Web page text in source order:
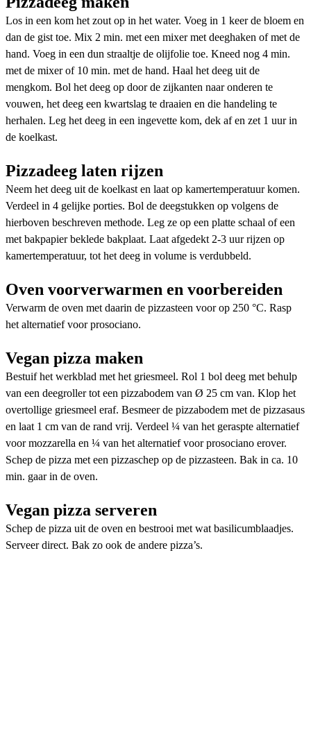
Los in een kom het zout op in het water. Voeg in 1 keer de bloem en
dan de gist toe. Mix 2 min. met een mixer met deeghaken of met de
hand. Voeg in een dun straaltje de olijfolie toe. Kneed nog 4 min.
met de mixer of 10 min. met de hand. Haal het deeg uit de
mengkom. Bol het deeg op door de zijkanten naar onderen te
vouwen, het deeg een kwartslag te draaien en die handeling te
herhalen. Leg het deeg in een ingevette kom, dek af en zet 1 uur in
de koelkast.
Pizzadeeg laten rijzen
Neem het deeg uit de koelkast en laat op kamertemperatuur komen.
Verdeel in 4 gelijke porties. Bol de deegstukken op volgens de
hierboven beschreven methode. Leg ze op een platte schaal of een
met bakpapier beklede bakplaat. Laat afgedekt 2-3 uur rijzen op
kamertemperatuur, tot het deeg in volume is verdubbeld.
Oven voorverwarmen en voorbereiden
Verwarm de oven met daarin de pizzasteen voor op 250 °C. Rasp
het alternatief voor prosociano.
Vegan pizza maken
Bestuif het werkblad met het griesmeel. Rol 1 bol deeg met behulp
van een deegroller tot een pizzabodem van Ø 25 cm van. Klop het
overtollige griesmeel eraf. Besmeer de pizzabodem met de pizzasaus
en laat 1 cm van de rand vrij. Verdeel ¼ van het geraspte alternatief
voor mozzarella en ¼ van het alternatief voor prosociano erover.
Schep de pizza met een pizzaschep op de pizzasteen. Bak in ca. 10
min. gaar in de oven.
Vegan pizza serveren
Schep de pizza uit de oven en bestrooi met wat basilicumblaadjes.
Serveer direct. Bak zo ook de andere pizza’s.